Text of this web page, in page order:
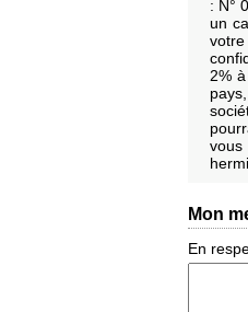
: N°
un
2%
Mon
En